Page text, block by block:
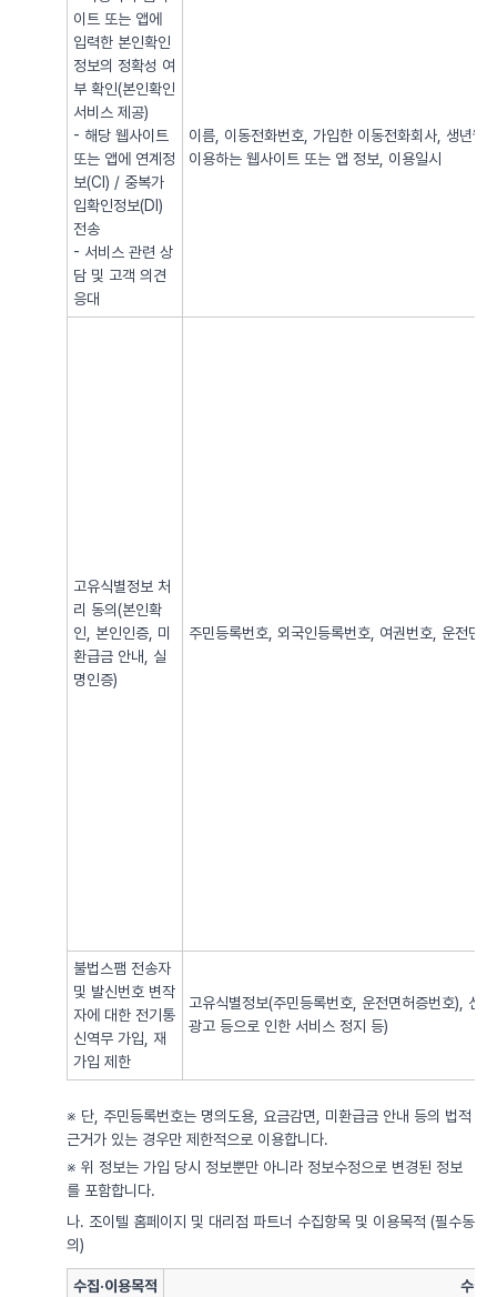
이트 또는 앱에
입력한 본인확인
정보의 정확성 여
부 확인(본인확인
서비스 제공)
- 해당 웹사이트
또는 앱에 연계정
보(CI) / 중복가
입확인정보(DI)
전송
- 서비스 관련 상
담 및 고객 의견
응대
이름, 이동전화번호, 가입한 이동전화회사, 생년
이용하는 웹사이트 또는 앱 정보, 이용일시
고유식별정보 처
리 동의(본인확
인, 본인인증, 미
환급금 안내, 실
명인증)
주민등록번호, 외국인등록번호, 여권번호, 운전면
불법스팸 전송자
및 발신번호 변작
자에 대한 전기통
신역무 가입, 재
가입 제한
고유식별정보(주민등록번호, 운전면허증번호), 신
광고 등으로 인한 서비스 정지 등)
※ 단, 주민등록번호는 명의도용, 요금감면, 미환급금 안내 등의 법적
근거가 있는 경우만 제한적으로 이용합니다.
※ 위 정보는 가입 당시 정보뿐만 아니라 정보수정으로 변경된 정보
를 포함합니다.
나. 조이텔 홈페이지 및 대리점 파트너 수집항목 및 이용목적 (필수동
의)
수집·이용목적 수집·